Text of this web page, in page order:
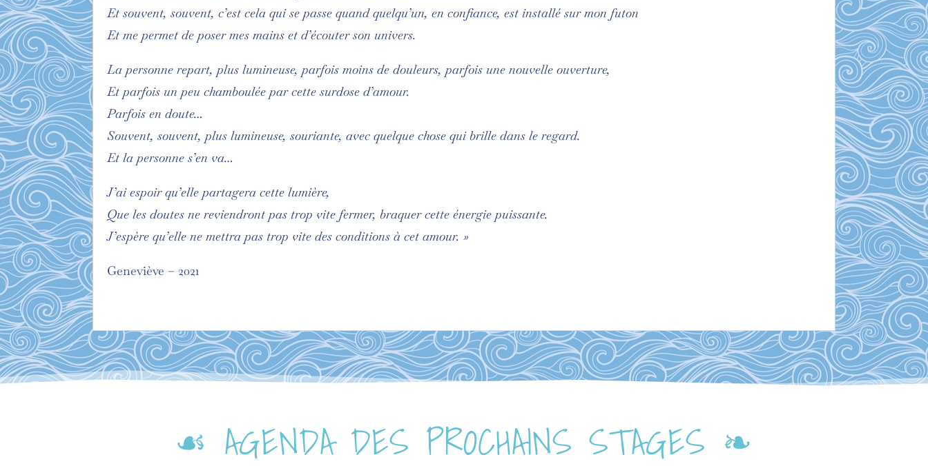
Et souvent, souvent, c’est cela qui se passe quand quelqu’un, en confiance, est installé sur mon futon
Et me permet de poser mes mains et d’écouter son univers.
La personne repart, plus lumineuse, parfois moins de douleurs, parfois une nouvelle ouverture,
Et parfois un peu chamboulée par cette surdose d’amour.
Parfois en doute…
Souvent, souvent, plus lumineuse, souriante, avec quelque chose qui brille dans le regard.
Et la personne s’en va…
J’ai espoir qu’elle partagera cette lumière,
Que les doutes ne reviendront pas trop vite fermer, braquer cette énergie puissante.
J’espère qu’elle ne mettra pas trop vite des conditions à cet amour. »
Geneviève – 2021
☙ AGENDA DES PROCHAINS STAGES ❧